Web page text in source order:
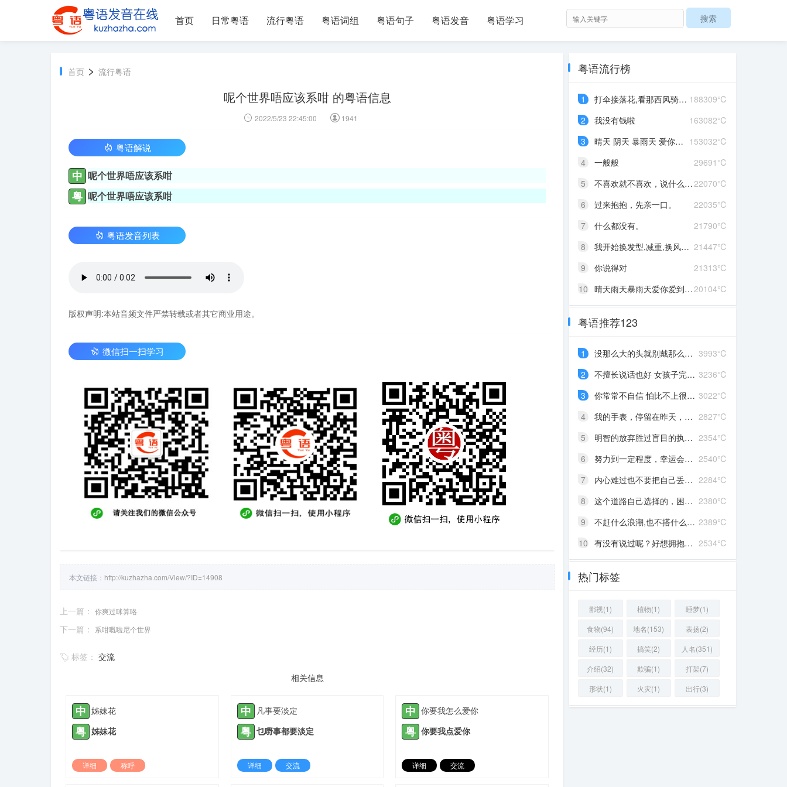
首页 日常粤语 流行粤语 粤语词组 粤语句子 粤语发音 粤语学习
首页 > 流行粤语
呢个世界唔应该系咁 的粤语信息
2022/5/23 22:45:00 1941
粤语解说
中 呢个世界唔应该系咁
粤 呢个世界唔应该系咁
粤语发音列表
版权声明:本站音频文件严禁转载或者其它商业用途。
微信扫一扫学习
本文链接： http://kuzhazha.com/View/?ID=14908
上一篇： 你爽过咪算咯
下一篇： 系咁嘅啦尼个世界
标签： 交流
相关信息
中 姊妹花
粤 姊妹花
详细
称呼
中 凡事要淡定
粤 乜嘢事都要淡定
详细
交流
中 你要我怎么爱你
粤 你要我点爱你
详细
交流
粤语流行榜
188309℃
1
打伞接落花,看那西风骑瘦马
163082℃
2
我没有钱啦
153032℃
3
晴天 阴天 暴雨天 爱你爱到发晒颠
29691℃
4
一般般
22070℃
5
不喜欢就不喜欢，说什么对不起
22035℃
6
过来抱抱，先亲一口。
21790℃
7
什么都没有。
21447℃
8
我开始换发型,减重,换风格,开始往前走,不好意思啊这一次,我一定要赢
21313℃
9
你说得对
20104℃
10 晴天雨天暴雨天爱你爱到发了颠
粤语推荐123
3993℃
1
没那么大的头就别戴那么大的帽
3236℃
2
不擅长说话也好 女孩子完全沉浸在自己喜欢的事情里 最可爱了 剩下的我会圆场
3022℃
3
你常常不自信 怕比不上很多人 但我觉得你就是最好的 怎么都好 我想告诉你 我对你的爱是兜底 是连你自己都不喜欢自己的时候 还有我来爱你
2827℃
4
我的手表，停留在昨天，从此你赶路，我赶时间
2354℃
5
明智的放弃胜过盲目的执着，去吹吹风吧，能清醒的话感冒也没关系。
2540℃
6
努力到一定程度，幸运会不期而至
2284℃
7
内心难过也不要把自己丢在黑暗中，无限放大自己的情绪。按时睡觉，好好吃饭，洗个热乎的澡，喝甜甜的奶茶。看看长河落日，花朵树木，驱逐丧气再努力奔跑，生活到处是发光的星星。
2380℃
8
这个道路自己选择的，困难多大都不要哭啦
2389℃
9
不赶什么浪潮,也不搭什么船,我自己有海
2534℃
10 有没有说过呢？好想拥抱你啊！
热门标签
鄙视(1) 植物(1)
睡梦(1)
食物(94)
地名(153)
表扬(2)
经历(1)
搞笑(2)
人名(351)
介绍(32)
欺骗(1)
打架(7)
形状(1)
火灾(1) 出行(3)